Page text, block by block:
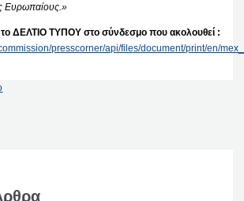
Ευρωπαίους.»
ΔΕΛΤΙΟ ΤΥΠΟΥ στο σύνδεσμο που ακολουθεί :
presscorner/api/files/document/print/en/